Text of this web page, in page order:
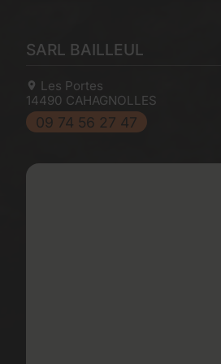
SARL BAILLEUL
Les Portes
14490 CAHAGNOLLES
09 74 56 27 47